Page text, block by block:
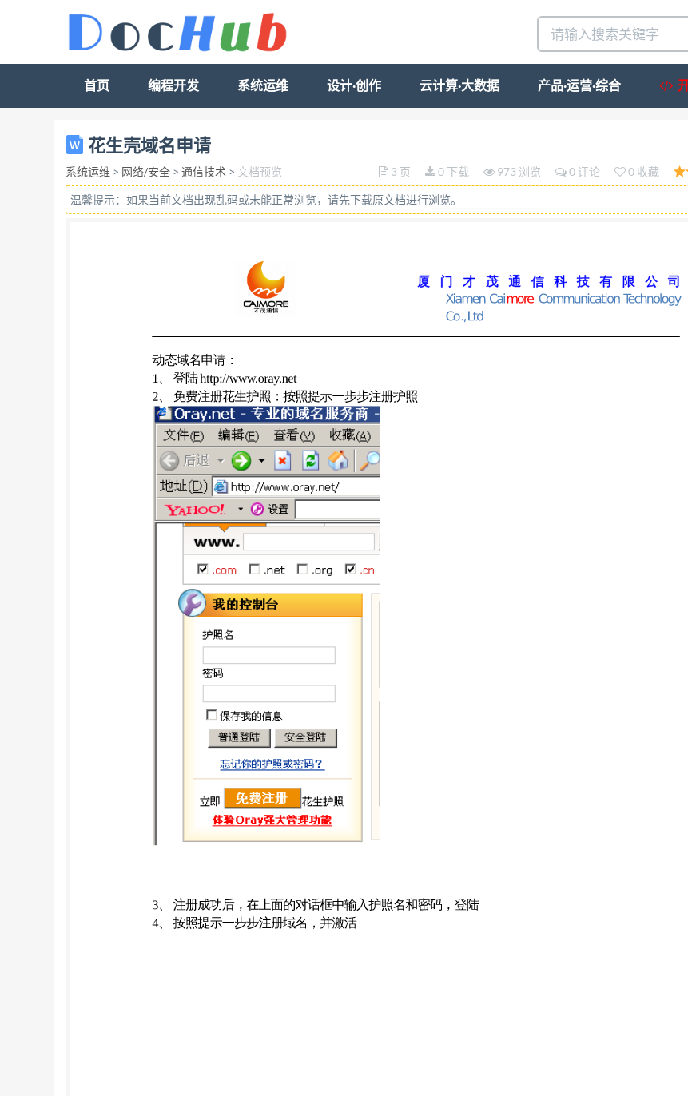
首页 编程开发 系统运维 设计·创作 云计算·大数据 产品·运营·综合
厦 门 才 茂 通 信 科 技 有 限 公 司 Xiamen Caimore Communication Technology Co.,Ltd 动态域名申
护照：按照提示一步步注册护照 3、 注册成功后，在上面的对话框中输入护照名和密码，登陆 4
园二期望海路 19 号 6 层 网址:http://www.caimore.com 电话/Tel: +86-592-5902655 传真/Fax:+86-
Xiamen Caimore Communication Technology Co.,Ltd 5、 登陆网站：http://www.oray.net/
3.9.1.1 7、 安装并运行花生壳软件，输入申请到的护照和密码，点击登陆 地址:厦门市软件园二期
话/Tel: +86-592-5902655 传真/Fax:+86-592-5975885 厦 门 才 茂 通 信 科 技 有 限 公 司 Xiamen
购买：到移动营业厅购买 地址:厦门市软件园二期望海路 19 号 6 层 网址:http://www.caimore.com
花生壳域名申请
系统运维 > 网络/安全 >通信技术 > 文档预览 3 页 0 下载 973 浏览 0 评论 0 收藏
温馨提示：如果当前文档出现乱码或未能正常浏览，请先下载原文档进行浏览。